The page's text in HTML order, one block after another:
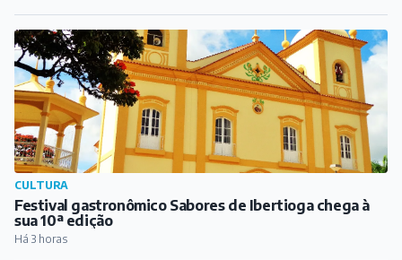
CULTURA
Festival gastronômico Sabores de Ibertioga chega à
sua 10ª edição
Há 3 horas